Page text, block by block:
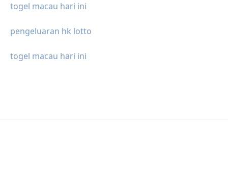
togel macau hari ini
pengeluaran hk lotto
togel macau hari ini